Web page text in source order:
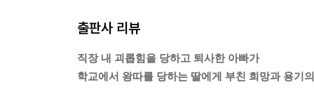
--- pp.15-16
너는 하늘이야.
너를 둘러싼 다른 모든 건
출판사 리뷰
직장 내 괴롭힘을 당하고 퇴사한 아빠가
학교에서 왕따를 당하는 딸에게 부친 희망과 용기